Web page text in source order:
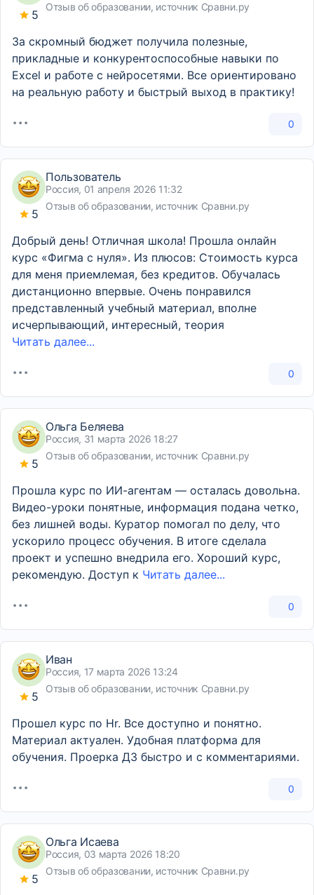
5
Отзыв об образовании, источник Сравни.ру
За скромный бюджет получила полезные,
прикладные и конкурентоспособные навыки по
Excel и работе с нейросетями. Все ориентировано
на реальную работу и быстрый выход в практику!
0
5
Пользователь
Россия, 01 апреля 2026 11:32
Отзыв об образовании, источник Сравни.ру
Добрый день! Отличная школа! Прошла онлайн
курс «Фигма с нуля». Из плюсов: Стоимость курса
для меня приемлемая, без кредитов. Обучалась
дистанционно впервые. Очень понравился
представленный учебный материал, вполне
исчерпывающий, интересный, теория
Читать далее...
0
5
Ольга Беляева
Россия, 31 марта 2026 18:27
Отзыв об образовании, источник Сравни.ру
Прошла курс по ИИ-агентам — осталась довольна.
Видео-уроки понятные, информация подана четко,
без лишней воды. Куратор помогал по делу, что
ускорило процесс обучения. В итоге сделала
проект и успешно внедрила его. Хороший курс,
рекомендую. Доступ к Читать далее...
0
5
Иван
Россия, 17 марта 2026 13:24
Отзыв об образовании, источник Сравни.ру
Прошел курс по Hr. Все доступно и понятно.
Материал актуален. Удобная платформа для
обучения. Проерка ДЗ быстро и с комментариями.
0
5
Ольга Исаева
Россия, 03 марта 2026 18:20
Отзыв об образовании, источник Сравни.ру